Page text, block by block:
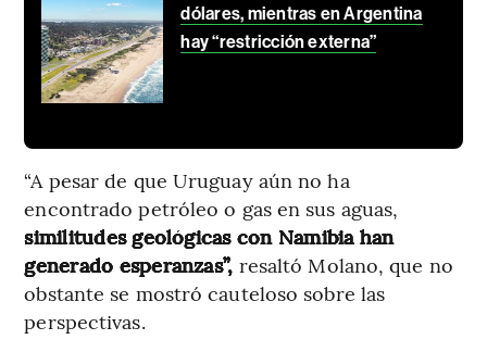
dólares, mientras en Argentina
hay “restricción externa”
“A pesar de que Uruguay aún no ha
encontrado petróleo o gas en sus aguas,
similitudes geológicas con Namibia han
generado esperanzas”, resaltó Molano, que no
obstante se mostró cauteloso sobre las
perspectivas.